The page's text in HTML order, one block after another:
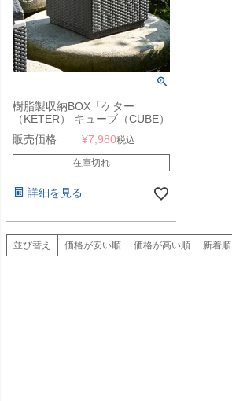
樹脂製収納BOX「ケター
（KETER） キューブ（CUBE）
ガーデンボックス」
販売価格 ¥7,980税込
在庫切れ
詳細を見る
並び替え 価格が安い順 価格が高い順 新着順